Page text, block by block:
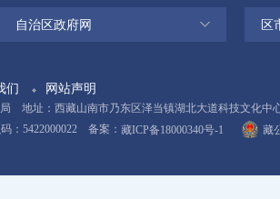
自治区政府网 区
们 网站声明
地址：西藏山南市乃东区泽当镇湖北大道科技文化中
：5422000022 备案： 藏ICP备18000340号-1 藏